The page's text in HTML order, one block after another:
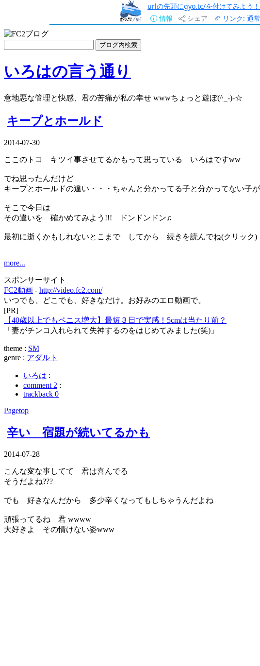
urlの先頭にgyo.tc/を付けてみよう！
情報
シェア リンク: 通常